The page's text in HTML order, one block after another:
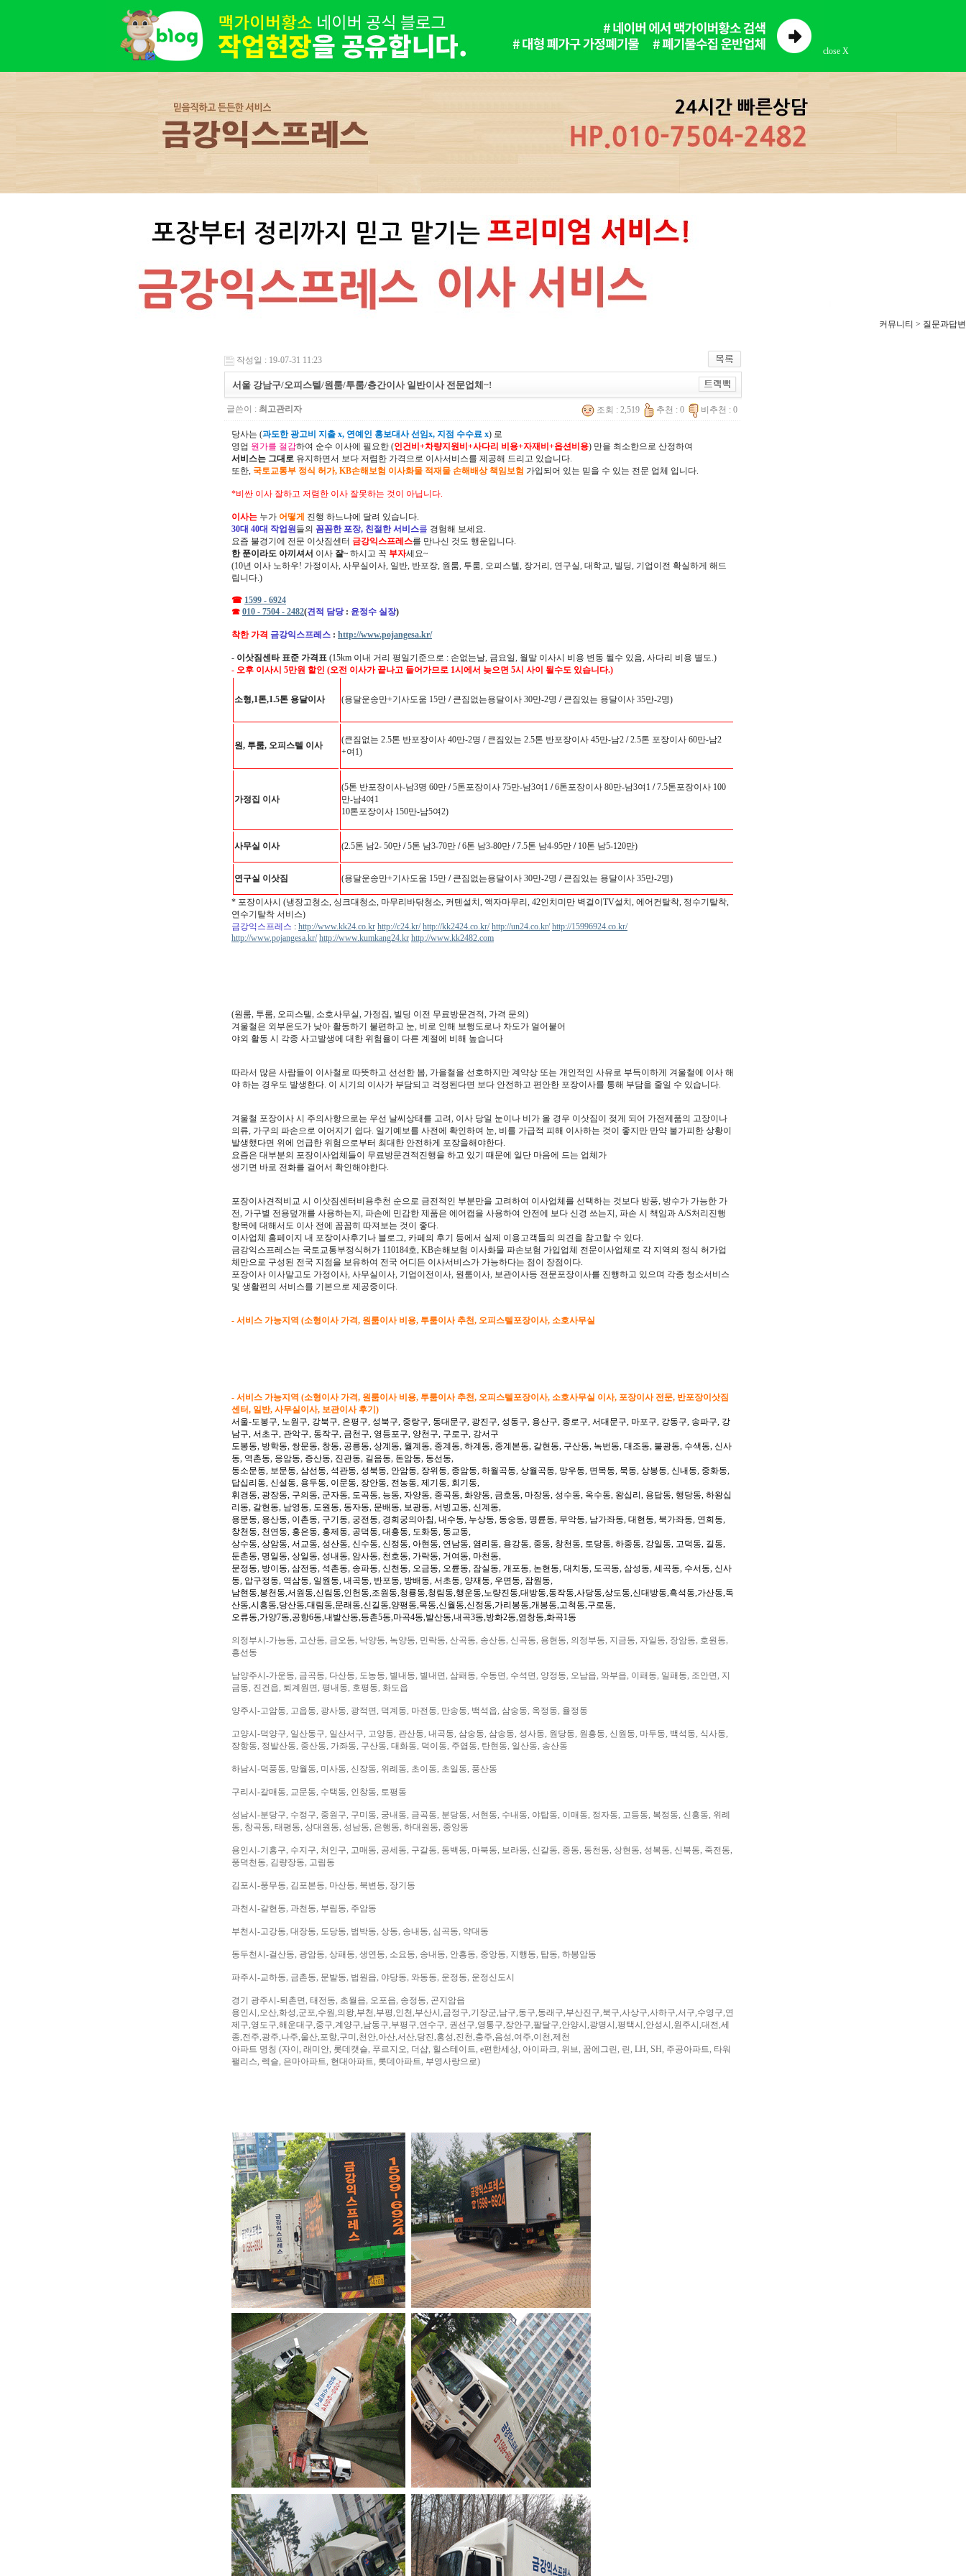
close X
커뮤니티 > 질문과답변
작성일 : 19-07-31 11:23
서울 강남구/오피스텔/원룸/투룸/층간이사 일반이사 전문업체~!
글쓴이 : 최고관리자 조회 : 2,519 추천 : 0 비추천 : 0
당사는 (과도한 광고비 지출 x, 연예인 홍보대사 선임x, 지점 수수료 x) 로
영업 원가를 절감하여 순수 이사에 필요한 (인건비+차량지원비+사다리 비용+자재비+옵션비용) 만을 최소한으로 산정하여
서비스는 그대로 유지하면서 보다 저렴한 가격으로 이사서비스를 제공해 드리고 있습니다.
또한, 국토교통부 정식 허가, KB손해보험 이사화물 적재물 손해배상 책임보험 가입되어 있는 믿을 수 있는 전문 업체 입니다.
*비싼 이사 잘하고 저렴한 이사 잘못하는 것이 아닙니다.
이사는 누가 어떻게 진행 하느냐에 달려 있습니다.
30대 40대 작업원들의 꼼꼼한 포장, 친절한 서비스를 경험해 보세요.
요즘 불경기에 전문 이삿짐센터 금강익스프레스를 만나신 것도 행운입니다.
한 푼이라도 아끼셔서 이사 잘~ 하시고 꼭 부자세요~
(10년 이사 노하우! 가정이사, 사무실이사, 일반, 반포장, 원룸, 투룸, 오피스텔, 장거리, 연구실, 대학교, 빌딩, 기업이전 확실하게 해드
립니다.)
☎ 1599 - 6924
☎ 010 - 7504 - 2482(견적 담당 : 윤정수 실장)
착한 가격 금강익스프레스 : http://www.pojangesa.kr/
- 이삿짐센타 표준 가격표 (15km 이내 거리 평일기준으로 : 손없는날, 금요일, 월말 이사시 비용 변동 될수 있음, 사다리 비용 별도.)
- 오후 이사시 5만원 할인 (오전 이사가 끝나고 들어가므로 1시에서 늦으면 5시 사이 될수도 있습니다.)
소형,1톤,1.5톤 용달이사 (용달운송만+기사도움 15만 /큰짐없는용달이사 30만-2명 /큰짐있는 용달이사 35만-2명)
원, 투룸, 오피스텔 이사
(큰짐없는 2.5톤 반포장이사 40만-2명 /큰짐있는 2.5톤 반포장이사 45만-남2 /2.5톤 포장이사 60만-남2
+여1)
가정집 이사
(5톤 반포장이사-남3명 60만 /5톤포장이사 75만-남3여1 /6톤포장이사 80만-남3여1 /7.5톤포장이사 100
만-남4여1
10톤포장이사 150만-남5여2)
사무실 이사 (2.5톤 남2- 50만 /5톤 남3-70만 /6톤 남3-80만 /7.5톤 남4-95만 /10톤 남5-120만)
연구실 이삿짐 (용달운송만+기사도움 15만 /큰짐없는용달이사 30만-2명 /큰짐있는 용달이사 35만-2명)
* 포장이사시 (냉장고청소, 싱크대청소, 마무리바닦청소, 커텐설치, 액자마무리, 42인치미만 벽걸이TV설치, 에어컨탈착, 정수기탈착,
연수기탈착 서비스)
금강익스프레스 : http://www.kk24.co.kr http://c24.kr/ http://kk2424.co.kr/ http://un24.co.kr/ http://15996924.co.kr/
http://www.pojangesa.kr/ http://www.kumkang24.kr http://www.kk2482.com
(원룸, 투룸, 오피스텔, 소호사무실, 가정집, 빌딩 이전 무료방문견적, 가격 문의)
겨울철은 외부온도가 낮아 활동하기 불편하고 눈, 비로 인해 보행도로나 차도가 얼어붙어
야외 활동 시 각종 사고발생에 대한 위험율이 다른 계절에 비해 높습니다
따라서 많은 사람들이 이사철로 따뜻하고 선선한 봄, 가을철을 선호하지만 계약상 또는 개인적인 사유로 부득이하게 겨울철에 이사 해
야 하는 경우도 발생한다. 이 시기의 이사가 부담되고 걱정된다면 보다 안전하고 편안한 포장이사를 통해 부담을 줄일 수 있습니다.
겨울철 포장이사 시 주의사항으로는 우선 날씨상태를 고려, 이사 당일 눈이나 비가 올 경우 이삿짐이 젖게 되어 가전제품의 고장이나
의류, 가구의 파손으로 이어지기 쉽다. 일기예보를 사전에 확인하여 눈, 비를 가급적 피해 이사하는 것이 좋지만 만약 불가피한 상황이
발생했다면 위에 언급한 위험으로부터 최대한 안전하게 포장을해야한다.
요즘은 대부분의 포장이사업체들이 무료방문견적진행을 하고 있기 때문에 일단 마음에 드는 업체가
생기면 바로 전화를 걸어서 확인해야한다.
포장이사견적비교 시 이삿짐센터비용추천 순으로 금전적인 부분만을 고려하여 이사업체를 선택하는 것보다 방풍, 방수가 가능한 가
전, 가구별 전용덮개를 사용하는지, 파손에 민감한 제품은 에어캡을 사용하여 안전에 보다 신경 쓰는지, 파손 시 책임과 A/S처리진행
항목에 대해서도 이사 전에 꼼꼼히 따져보는 것이 좋다.
이사업체 홈페이지 내 포장이사후기나 블로그, 카페의 후기 등에서 실제 이용고객들의 의견을 참고할 수 있다.
금강익스프레스는 국토교통부정식허가 110184호, KB손해보험 이사화물 파손보험 가입업체 전문이사업체로 각 지역의 정식 허가업
체만으로 구성된 전국 지점을 보유하여 전국 어디든 이사서비스가 가능하다는 점이 장점이다.
포장이사 이사말고도 가정이사, 사무실이사, 기업이전이사, 원룸이사, 보관이사등 전문포장이사를 진행하고 있으며 각종 청소서비스
및 생활편의 서비스를 기본으로 제공중이다.
- 서비스 가능지역 (소형이사 가격, 원룸이사 비용, 투룸이사 추천, 오피스텔포장이사, 소호사무실
- 서비스 가능지역 (소형이사 가격, 원룸이사 비용, 투룸이사 추천, 오피스텔포장이사, 소호사무실 이사, 포장이사 전문, 반포장이삿짐
센터, 일반, 사무실이사, 보관이사 후기)
서울-도봉구, 노원구, 강북구, 은평구, 성북구, 중랑구, 동대문구, 광진구, 성동구, 용산구, 종로구, 서대문구, 마포구, 강동구, 송파구, 강
남구, 서초구, 관악구, 동작구, 금천구, 영등포구, 양천구, 구로구, 강서구
도봉동, 방학동, 쌍문동, 창동, 공릉동, 상계동, 월계동, 중계동, 하계동, 중계본동, 갈현동, 구산동, 녹번동, 대조동, 불광동, 수색동, 신사
동, 역촌동, 응암동, 증산동, 진관동, 길음동, 돈암동, 동선동,
동소문동, 보문동, 삼선동, 석관동, 성북동, 안암동, 장위동, 종암동, 하월곡동, 상월곡동, 망우동, 면목동, 묵동, 상봉동, 신내동, 중화동,
답십리동, 신설동, 용두동, 이문동, 장안동, 전농동, 제기동, 회기동,
휘경동, 광장동, 구의동, 군자동, 도곡동, 능동, 자양동, 중곡동, 화양동, 금호동, 마장동, 성수동, 옥수동, 왕십리, 용답동, 행당동, 하왕십
리동, 갈현동, 남영동, 도원동, 동자동, 문배동, 보광동, 서빙고동, 신계동,
용문동, 용산동, 이촌동, 구기동, 궁전동, 경희궁의아침, 내수동, 누상동, 동숭동, 명륜동, 무악동, 남가좌동, 대현동, 북가좌동, 연희동,
창천동, 천연동, 홍은동, 홍제동, 공덕동, 대흥동, 도화동, 동교동,
상수동, 상암동, 서교동, 성산동, 신수동, 신정동, 아현동, 연남동, 염리동, 용강동, 중동, 창천동, 토당동, 하중동, 강일동, 고덕동, 길동,
둔촌동, 명일동, 상일동, 성내동, 암사동, 천호동, 가락동, 거여동, 마천동,
문정동, 방이동, 삼전동, 석촌동, 송파동, 신천동, 오금동, 오륜동, 잠실동, 개포동, 논현동, 대치동, 도곡동, 삼성동, 세곡동, 수서동, 신사
동, 압구정동, 역삼동, 일원동, 내곡동, 반포동, 방배동, 서초동, 양재동, 우면동, 잠원동,
남현동,봉천동,서원동,신림동,인헌동,조원동,청룡동,청림동,행운동,노량진동,대방동,동작동,사당동,상도동,신대방동,흑석동,가산동,독
산동,시흥동,당산동,대림동,문래동,신길동,양평동,목동,신월동,신정동,가리봉동,개봉동,고척동,구로동,
오류동,가양7동,공항6동,내발산동,등촌5동,마곡4동,발산동,내곡3동,방화2동,염창동,화곡1동
의정부시-가능동, 고산동, 금오동, 낙양동, 녹양동, 민락동, 산곡동, 송산동, 신곡동, 용현동, 의정부동, 지금동, 자일동, 장암동, 호원동,
흥선동
남양주시-가운동, 금곡동, 다산동, 도농동, 별내동, 별내면, 삼패동, 수동면, 수석면, 양정동, 오남읍, 와부읍, 이패동, 일패동, 조안면, 지
금동, 진건읍, 퇴계원면, 평내동, 호평동, 화도읍
양주시-고암동, 고읍동, 광사동, 광적면, 덕계동, 마전동, 만송동, 백석읍, 삼숭동, 옥정동, 율정동
고양시-덕양구, 일산동구, 일산서구, 고양동, 관산동, 내곡동, 삼숭동, 삼송동, 성사동, 원당동, 원흥동, 신원동, 마두동, 백석동, 식사동,
장항동, 정발산동, 중산동, 가좌동, 구산동, 대화동, 덕이동, 주엽동, 탄현동, 일산동, 송산동
하남시-덕풍동, 망월동, 미사동, 신장동, 위례동, 초이동, 초일동, 풍산동
구리시-갈매동, 교문동, 수택동, 인창동, 토평동
성남시-분당구, 수정구, 중원구, 구미동, 궁내동, 금곡동, 분당동, 서현동, 수내동, 야탑동, 이매동, 정자동, 고등동, 복정동, 신흥동, 위례
동, 창곡동, 태평동, 상대원동, 성남동, 은행동, 하대원동, 중앙동
용인시-기흥구, 수지구, 처인구, 고매동, 공세동, 구갈동, 동백동, 마북동, 보라동, 신갈동, 중동, 동천동, 상현동, 성복동, 신북동, 죽전동,
풍덕천동, 김량장동, 고림동
김포시-풍무동, 김포본동, 마산동, 북변동, 장기동
과천시-갈현동, 과천동, 부림동, 주암동
부천시-고강동, 대장동, 도당동, 범박동, 상동, 송내동, 심곡동, 약대동
동두천시-걸산동, 광암동, 상패동, 생연동, 소요동, 송내동, 안흥동, 중앙동, 지행동, 탑동, 하봉암동
파주시-교하동, 금촌동, 문발동, 법원읍, 야당동, 와동동, 운정동, 운정신도시
경기 광주시-퇴촌면, 태전동, 초월읍, 오포읍, 송정동, 곤지암읍
용인시,오산,화성,군포,수원,의왕,부천,부평,인천,부산시,금정구,기장군,남구,동구,동래구,부산진구,북구,사상구,사하구,서구,수영구,연
제구,영도구,해운대구,중구,계양구,남동구,부평구,연수구, 권선구,영통구,장안구,팔달구,안양시,광명시,평택시,안성시,원주시,대전,세
종,전주,광주,나주,울산,포항,구미,천안,아산,서산,당진,홍성,진천,충주,음성,여주,이천,제천
아파트 명칭 (자이, 래미안, 롯데캣슬, 푸르지오, 더샵, 힐스테이트, e편한세상, 아이파크, 위브, 꿈에그린, 린, LH, SH, 주공아파트, 타워
팰리스, 렉슬, 은마아파트, 현대아파트, 롯데아파트, 부영사랑으로)